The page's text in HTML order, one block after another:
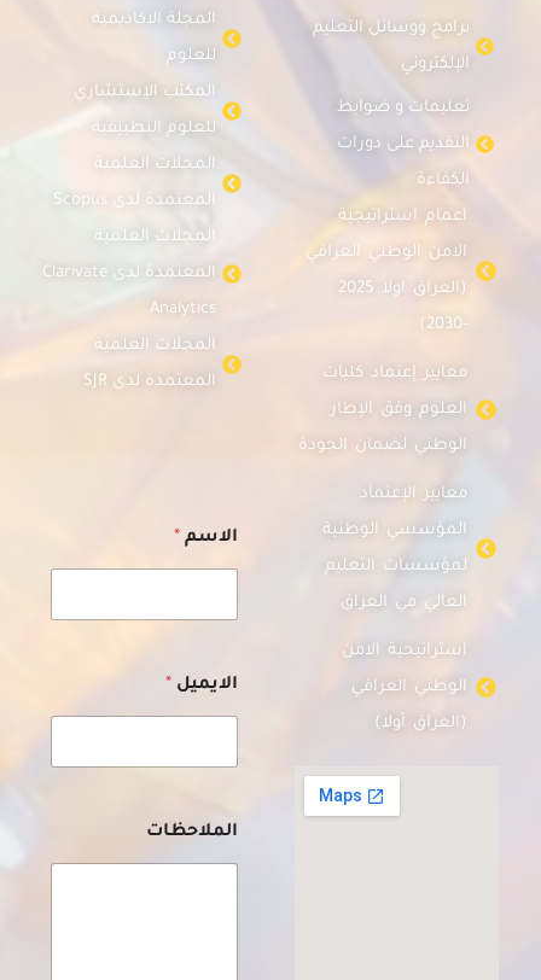
برامج ووسائل التعليم
الإلكتروني
تعليمات و ضوابط
التقديم على دورات
الكفاءة
اعمام استراتيجية
الامن الوطني العراقي
(العراق اولا 2025
-2030)
معايير إعتماد كليات
العلوم وفق الإطار
الوطني لضمان الجودة
معايير الإعتماد
المؤسسي الوطنية
لمؤسسات التعليم
العالي في العراق
استراتيجية الامن
الوطني العراقي
(العراق أولا)
المجلة الاكاديمية
للعلوم
المكتب الإستشاري
للعلوم التطبيقية
المجلات العلمية
المعتمدة لدى Scopus
المجلات العلمية
المعتمدة لدى Clarivate
Analytics
المجلات العلمية
المعتمدة لدى SJR
ل
م
ا
م
ح
ظ
الاسم *
الايميل *
الملاحظات